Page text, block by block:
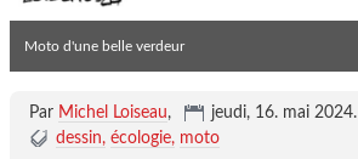
Moto d'une belle verdeur
Par Michel Loiseau, jeudi, 16. mai 2024.
dessin écologie moto